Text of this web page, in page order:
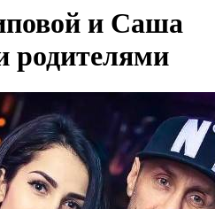
и Саша
родителями